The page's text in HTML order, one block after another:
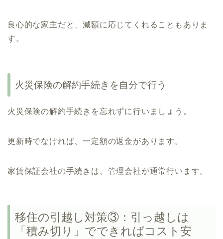
良心的な家主だと、減額に応じてくれることもありま
す。
火災保険の解約手続きを自分で行う
火災保険の解約手続きを忘れずに行いましょう。
更新時でなければ、一定額の返金があります。
家賃保証会社の手続きは、管理会社が通常行います。
移住の引越し対策③：引っ越しは
「積み切り」でできればコスト安